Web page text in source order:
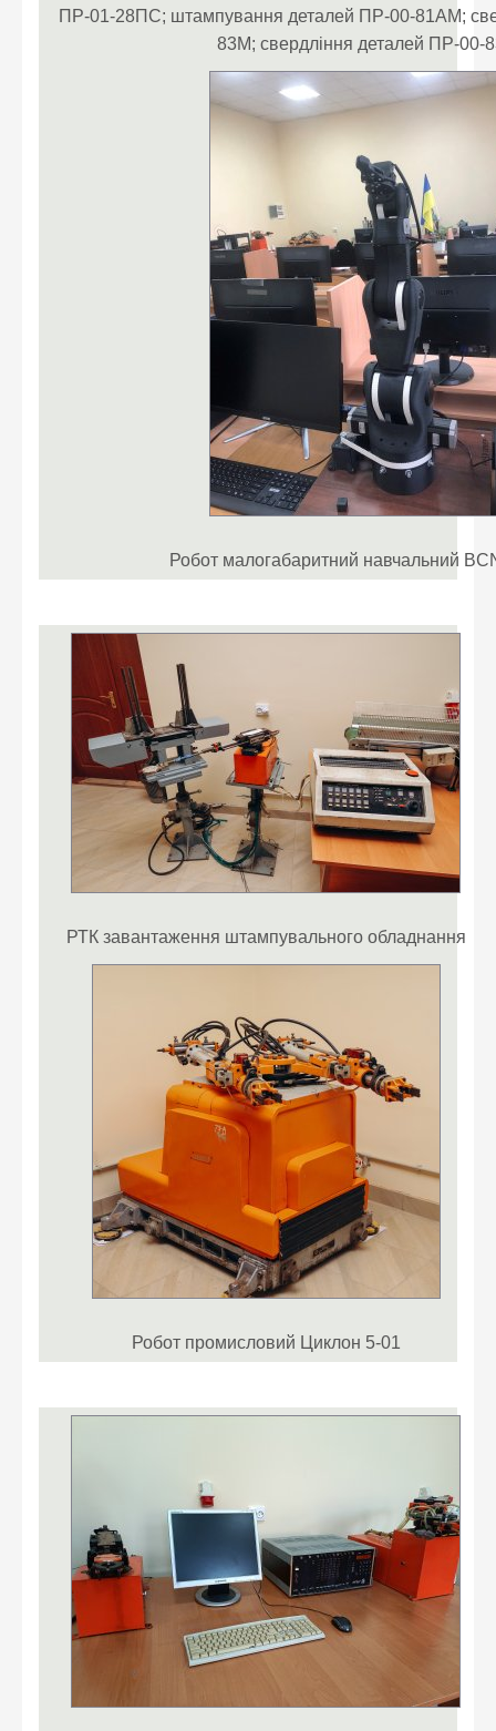
ПР-01-28ПС; штампування деталей ПР-00-81АМ;
83M; свердління деталей ПР-00-
Робот малогабаритний навчальний
РТК завантаження штампувального обладнання
Робот промисловий Циклон 5-01